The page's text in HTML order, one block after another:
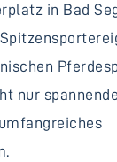
in Bad
nur